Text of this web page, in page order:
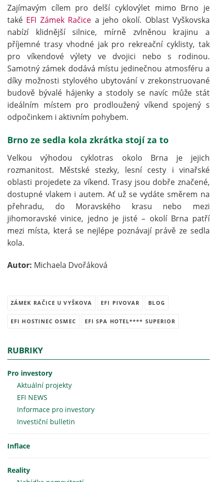
Zajímavým cílem pro delší cyklovýlet mimo Brno je
také EFI Zámek Račice a jeho okolí. Oblast Vyškovska
nabízí klidnější silnice, mírně zvlněnou krajinu a
příjemné trasy vhodné jak pro rekreační cyklisty, tak
pro víkendové výlety ve dvojici nebo s rodinou.
Samotný zámek dodává místu jedinečnou atmosféru a
díky možnosti stylového ubytování v zrekonstruované
budově bývalé hájenky a stodoly se navíc může stát
ideálním místem pro prodloužený víkend spojený s
odpočinkem i aktivním pohybem.
Brno ze sedla kola zkrátka stojí za to
Velkou výhodou cyklotras okolo Brna je jejich
rozmanitost. Městské stezky, lesní cesty i vinařské
oblasti projedete za víkend. Trasy jsou dobře značené,
dostupné vlakem i autem. Ať už se vydáte směrem na
přehradu, do Moravského krasu nebo mezi
jihomoravské vinice, jedno je jisté – okolí Brna patří
mezi místa, která se nejlépe poznávají právě ze sedla
kola.
Autor: Michaela Dvořáková
ZÁMEK RAČICE U VYŠKOVA EFI PIVOVAR BLOG
EFI HOSTINEC OSMEC EFI SPA HOTEL**** SUPERIOR
RUBRIKY
Pro investory
Aktuální projekty
EFI NEWS
Informace pro investory
Investiční bulletin
Inflace
Reality